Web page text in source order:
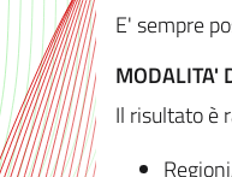
E' sempre
MODALITA'
Il risultato è